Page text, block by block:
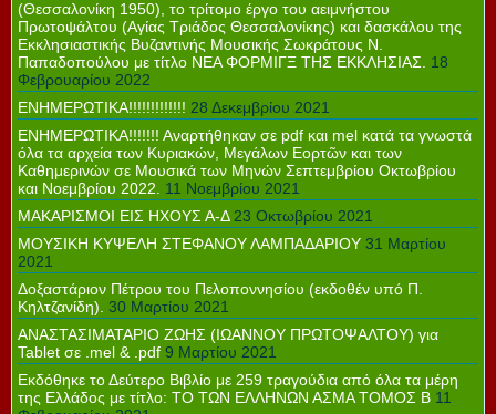
(Θεσσαλονίκη 1950), το τρίτομο έργο του αειμνήστου
Πρωτοψάλτου (Αγίας Τριάδος Θεσσαλονίκης) και δασκάλου της
Εκκλησιαστικής Βυζαντινής Μουσικής Σωκράτους Ν.
Παπαδοπούλου με τίτλο ΝΕΑ ΦΟΡΜΙΓΞ ΤΗΣ ΕΚΚΛΗΣΙΑΣ. 18
Φεβρουαρίου 2022
ΕΝΗΜΕΡΩΤΙΚΑ!!!!!!!!!!!!! 28 Δεκεμβρίου 2021
ΕΝΗΜΕΡΩΤΙΚΑ!!!!!!! Αναρτήθηκαν σε pdf και mel κατά τα γνωστά
όλα τα αρχεία των Κυριακών, Μεγάλων Εορτῶν και των
Καθημερινών σε Μουσικά των Μηνών Σεπτεμβρίου Οκτωβρίου
και Νοεμβρίου 2022. 11 Νοεμβρίου 2021
ΜΑΚΑΡΙΣΜΟΙ ΕΙΣ ΗΧΟΥΣ Α-Δ 23 Οκτωβρίου 2021
ΜΟΥΣΙΚΗ ΚΥΨΕΛΗ ΣΤΕΦΑΝΟΥ ΛΑΜΠΑΔΑΡΙΟΥ 31 Μαρτίου
2021
Δοξαστάριον Πέτρου του Πελοποννησίου (εκδοθέν υπό Π.
Κηλτζανίδη). 30 Μαρτίου 2021
ΑΝΑΣΤΑΣΙΜΑΤΑΡΙΟ ΖΩΗΣ (ΙΩΑΝΝΟΥ ΠΡΩΤΟΨΑΛΤΟΥ) για
Tablet σε .mel & .pdf 9 Μαρτίου 2021
Εκδόθηκε το Δεύτερο Βιβλίο με 259 τραγούδια από όλα τα μέρη
της Ελλάδος με τίτλο: ΤΟ ΤΩΝ ΕΛΛΗΝΩΝ ΑΣΜΑ ΤΟΜΟΣ Β 11